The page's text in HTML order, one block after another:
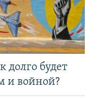
долго будет
и войной?